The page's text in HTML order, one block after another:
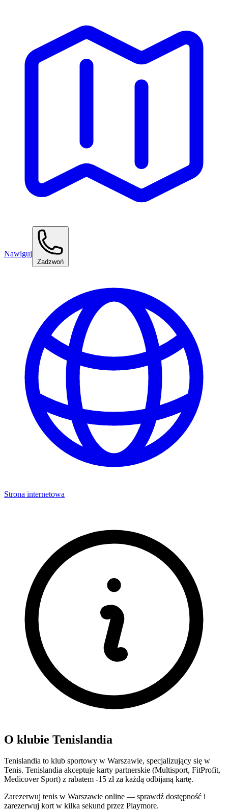
Nawiguj
Zadzwoń
Strona internetowa
O klubie Tenislandia
Tenislandia to klub sportowy w Warszawie, specjalizujący się w
Tenis. Tenislandia akceptuje karty partnerskie (Multisport, FitProfit,
Medicover Sport) z rabatem -15 zł za każdą odbijaną kartę.
Zarezerwuj tenis w Warszawie online — sprawdź dostępność i
zarezerwuj kort w kilka sekund przez Playmore.